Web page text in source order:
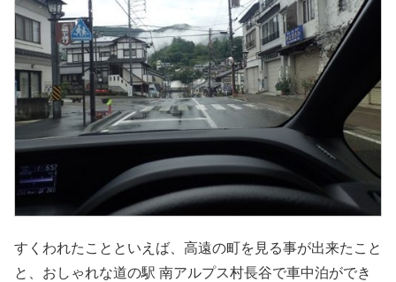
すくわれたことといえば、高遠の町を見る事が出来たこと
と、おしゃれな道の駅 南アルプス村長谷で車中泊ができ